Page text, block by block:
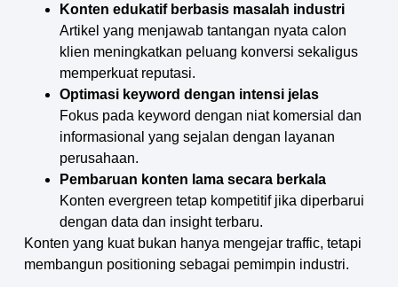
Konten edukatif berbasis masalah industri
Artikel yang menjawab tantangan nyata calon
klien meningkatkan peluang konversi sekaligus
memperkuat reputasi.
Optimasi keyword dengan intensi jelas
Fokus pada keyword dengan niat komersial dan
informasional yang sejalan dengan layanan
perusahaan.
Pembaruan konten lama secara berkala
Konten evergreen tetap kompetitif jika diperbarui
dengan data dan insight terbaru.
Konten yang kuat bukan hanya mengejar traffic, tetapi
membangun positioning sebagai pemimpin industri.